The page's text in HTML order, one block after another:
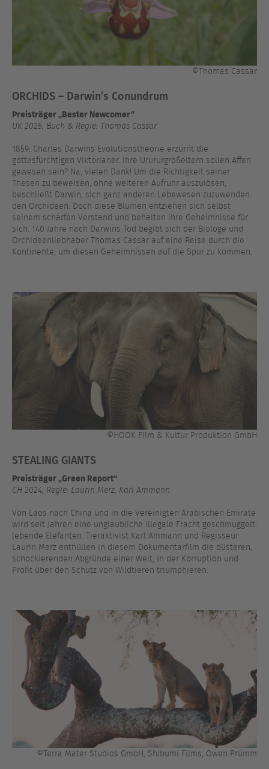
©Thomas Cassar
ORCHIDS – Darwin’s Conundrum
Preisträger „Bester Newcomer”
UK 2025, Buch & Regie: Thomas Cassar
1859: Charles Darwins Evolutionstheorie erzürnt die
gottesfürchtigen Viktorianer. Ihre Urururgroßeltern sollen Affen
gewesen sein? Na, vielen Dank! Um die Richtigkeit seiner
Thesen zu beweisen, ohne weiteren Aufruhr auszulösen,
beschließt Darwin, sich ganz anderen Lebewesen zuzuwenden:
den Orchideen. Doch diese Blumen entziehen sich selbst
seinem scharfen Verstand und behalten ihre Geheimnisse für
sich. 140 Jahre nach Darwins Tod begibt sich der Biologe und
Orchideenliebhaber Thomas Cassar auf eine Reise durch die
Kontinente, um diesen Geheimnissen auf die Spur zu kommen.
©HOOK Film & Kultur Produktion GmbH
STEALING GIANTS
Preisträger „Green Report“
CH 2024, Regie: Laurin Merz, Karl Ammann
Von Laos nach China und in die Vereinigten Arabischen Emirate
wird seit Jahren eine unglaubliche illegale Fracht geschmuggelt:
lebende Elefanten. Tieraktivist Karl Ammann und Regisseur
Laurin Merz enthüllen in diesem Dokumentarfilm die düsteren,
schockierenden Abgründe einer Welt, in der Korruption und
Profit über den Schutz von Wildtieren triumphieren.
©Terra Mater Studios GmbH, Shibumi Films, Owen Prümm